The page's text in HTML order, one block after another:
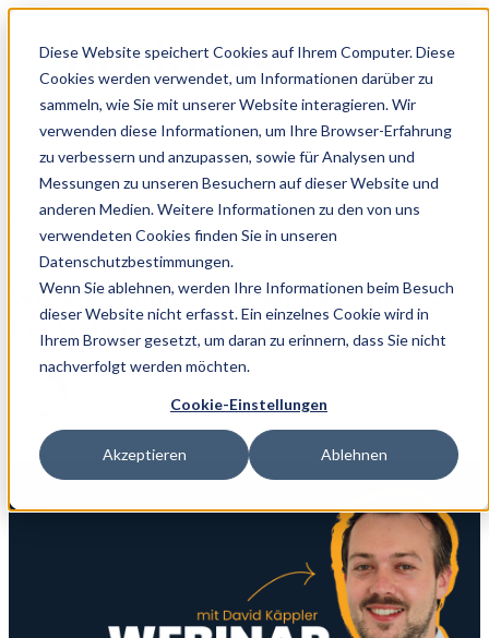
Diese Website speichert Cookies auf Ihrem Computer. Diese
Cookies werden verwendet, um Informationen darüber zu
sammeln, wie Sie mit unserer Website interagieren. Wir
verwenden diese Informationen, um Ihre Browser-Erfahrung
zu verbessern und anzupassen, sowie für Analysen und
Messungen zu unseren Besuchern auf dieser Website und
anderen Medien. Weitere Informationen zu den von uns
verwendeten Cookies finden Sie in unseren
Datenschutzbestimmungen.
Wenn Sie ablehnen, werden Ihre Informationen beim Besuch
dieser Website nicht erfasst. Ein einzelnes Cookie wird in
Ihrem Browser gesetzt, um daran zu erinnern, dass Sie nicht
nachverfolgt werden möchten.
Cookie-Einstellungen
Akzeptieren Ablehnen
Home/Blog/Wichtige Einblicke in...
Allgemein
Wichtige Einblicke in MEINbusiness –
Ein Webinar-Rückblick
Apr. 30, 2024